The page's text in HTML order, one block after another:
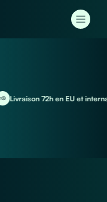
Livraison 72h en EU et